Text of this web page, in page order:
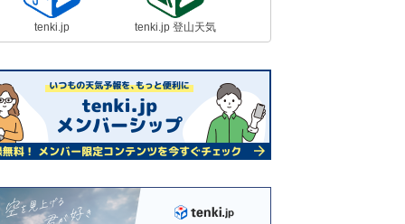
tenki.jp tenki.jp 登山天気